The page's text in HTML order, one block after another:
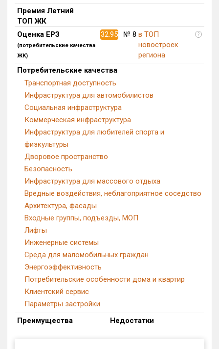
Премия Летний
ТОП ЖК
Оценка ЕРЗ
(потребительские качества
ЖК)
32.95 № 8 в ТОП
новостроек
региона
?
Потребительские качества
Транспортная доступность
Инфраструктура для автомобилистов
Социальная инфраструктура
Коммерческая инфраструктура
Инфраструктура для любителей спорта и
физкультуры
Дворовое пространство
Безопасность
Инфраструктура для массового отдыха
Вредные воздействия, неблагоприятное соседство
Архитектура, фасады
Входные группы, подъезды, МОП
Лифты
Инженерные системы
Среда для маломобильных граждан
Энергоэффективность
Потребительские особенности дома и квартир
Клиентский сервис
Параметры застройки
Преимущества
Недостатки